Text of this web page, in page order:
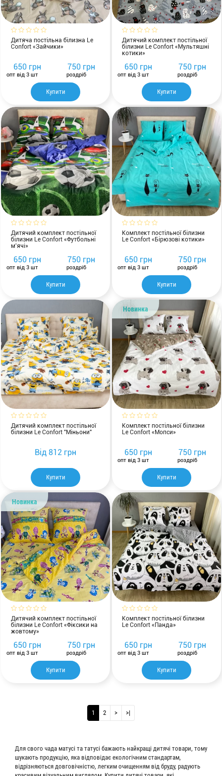
Дитяча постільна білизна Le
Confort «Зайчики»
Купити
650 грн
опт від 3 шт
750 грн
роздріб
Дитячий комплект постільної
білизни Le Confort «Мультяшні
котики»
Купити
650 грн
опт від 3 шт
750 грн
роздріб
Дитячий комплект постільної
білизни Le Confort «Футбольні
м'ячі»
Купити
650 грн
опт від 3 шт
750 грн
роздріб
Комплект постільної білизни
Le Confort «Бірюзові котики»
Купити
650 грн
опт від 3 шт
750 грн
роздріб
Дитячий комплект постільної
білизни Le Confort "Міньони"
Купити
Від 812 грн
Новинка
Комплект постільної білизни
Le Confort «Мопси»
Купити
650 грн
опт від 3 шт
750 грн
роздріб
Новинка
Дитячий комплект постільної
білизни Le Confort «Фіксики на
жовтому»
Купити
650 грн
опт від 3 шт
750 грн
роздріб
Комплект постільної білизни
Le Confort «Панда»
Купити
650 грн
опт від 3 шт
750 грн
роздріб
1 2 > >|
Для свого чада матусі та татусі бажають найкращі дитячі товари, тому
шукають продукцію, яка відповідає екологічним стандартам,
відрізняються довговічністю, легким очищенням від бруду, радують